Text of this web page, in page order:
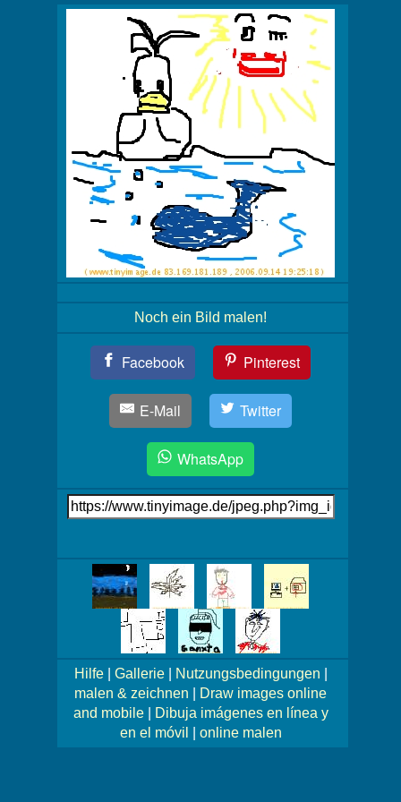
Noch ein Bild malen!
Facebook Pinterest
E-Mail Twitter
WhatsApp
Link
auf's
Mehr
Bilder!
Hilfe| Gallerie| Nutzungsbedingungen
malen & zeichnen
Draw images online
and mobile|
Dibuja imágenes en línea y
en el móvil
online malen